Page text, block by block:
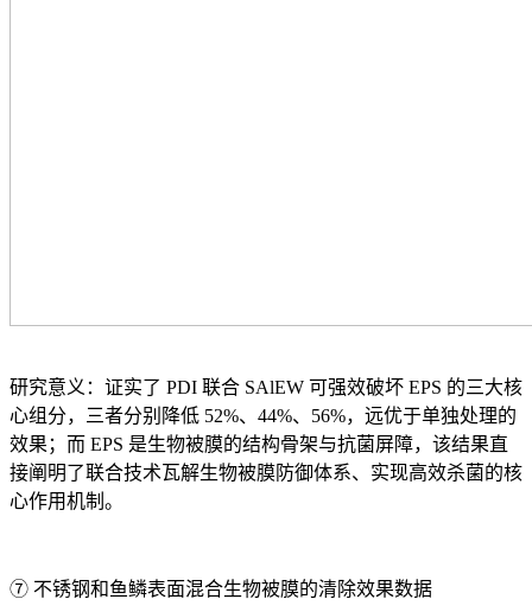
研究意义：证实了 PDI 联合 SAlEW 可强效破坏 EPS 的三大核
心组分，三者分别降低 52%、44%、56%，远优于单独处理的
效果；而 EPS 是生物被膜的结构骨架与抗菌屏障，该结果直
接阐明了联合技术瓦解生物被膜防御体系、实现高效杀菌的核
心作用机制。
⑦ 不锈钢和鱼鳞表面混合生物被膜的清除效果数据